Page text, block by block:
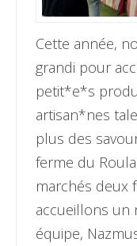
Cette année,
grandi pour
petit*e*s
artisan*nes
plus des
ferme du
marchés deux
accueillons un
équipe,